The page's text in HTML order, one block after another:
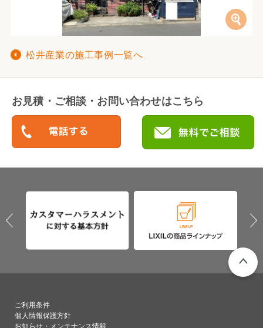
松井産業の施工事例一覧へ
お見積・ご相談・お問い合わせはこちら
ご利用条件
個人情報保護方針
お知らせ・メンテナンス情報